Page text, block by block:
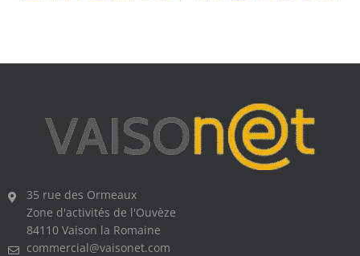
35 rue des Ormeaux
Zone d'activités de l'Ouvèze
84110 Vaison la Romaine
commercial@vaisonet.com